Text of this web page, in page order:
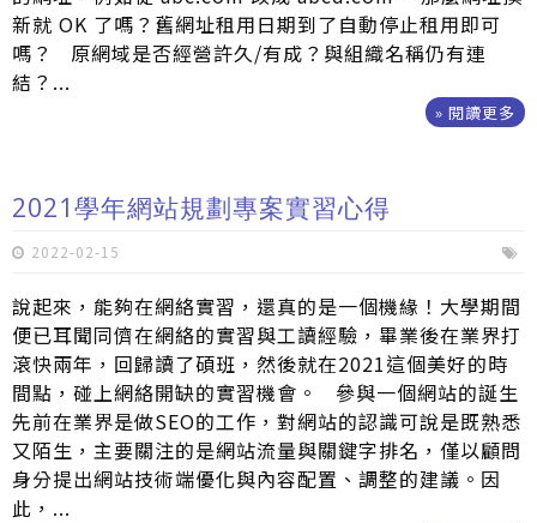
新就 OK 了嗎？舊網址租用日期到了自動停止租用即可
嗎？ 原網域是否經營許久/有成？與組織名稱仍有連
結？...
» 閱讀更多
2021學年網站規劃專案實習心得
2022-02-15
說起來，能夠在網絡實習，還真的是一個機緣！大學期間
便已耳聞同儕在網絡的實習與工讀經驗，畢業後在業界打
滾快兩年，回歸讀了碩班，然後就在2021這個美好的時
間點，碰上網絡開缺的實習機會。 參與一個網站的誕生
先前在業界是做SEO的工作，對網站的認識可說是既熟悉
又陌生，主要關注的是網站流量與關鍵字排名，僅以顧問
身分提出網站技術端優化與內容配置、調整的建議。因
此，...